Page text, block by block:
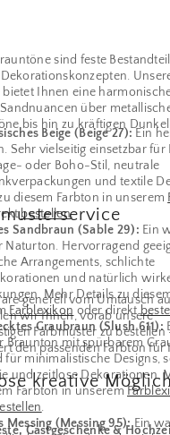
sind feste
bietet Ihnen eine
über
bis hin zu kräftigen
Beige (Beige 27): Ein
Sehr vielseitig einsetzbar für
oder Boho-Stil, neutrale
und textile
diesem Farbton in unserem
bestellen.
Sandbraun (Sable 29): Ein
Naturton. Hervorragend
Arrangements, schlichte
und natürlich
Mehr Details zu
Farblexikon oder direkt
Graubraun (Slush 611):
Braunton mit spürbarem
für minimalistische Designs,
und zeitlose Dekorationen.
Farbton in unserem
.
Messing (Messing 95):Ein
generell vom Umtausch
wir Ihnen, vorab unsere
Farbmuster zu bestellen
den passenden Farbton für
kreative
Gastgeschenke &